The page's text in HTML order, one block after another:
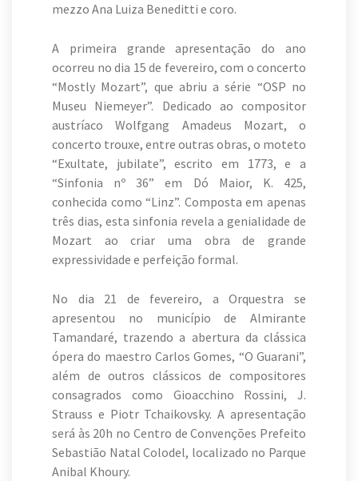
mezzo Ana Luiza Beneditti e coro.
A primeira grande apresentação do ano
ocorreu no dia 15 de fevereiro, com o concerto
“Mostly Mozart”, que abriu a série “OSP no
Museu Niemeyer”. Dedicado ao compositor
austríaco Wolfgang Amadeus Mozart, o
concerto trouxe, entre outras obras, o moteto
“Exultate, jubilate”, escrito em 1773, e a
“Sinfonia nº 36” em Dó Maior, K. 425,
conhecida como “Linz”. Composta em apenas
três dias, esta sinfonia revela a genialidade de
Mozart ao criar uma obra de grande
expressividade e perfeição formal.
No dia 21 de fevereiro, a Orquestra se
apresentou no município de Almirante
Tamandaré, trazendo a abertura da clássica
ópera do maestro Carlos Gomes, “O Guarani”,
além de outros clássicos de compositores
consagrados como Gioacchino Rossini, J.
Strauss e Piotr Tchaikovsky. A apresentação
será às 20h no Centro de Convenções Prefeito
Sebastião Natal Colodel, localizado no Parque
Anibal Khoury.